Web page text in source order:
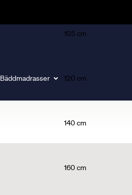
Bäddmadrasser
105 cm
120 cm
140 cm
160 cm